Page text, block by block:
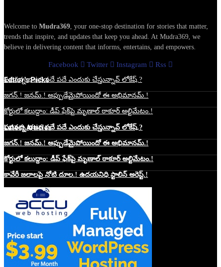
Welcome to Mudra369 , your one-stop destination for stories that matter,
trends that inspire, and updates that keep you ahead. At Mudra369, we
believe in delivering content that informs, entertains, and empowers.
Facebook Twitter Instagram
Rss
Edtior's Picks
పవనన్న భజన పదే పదే ఎందుకు చేస్తున్నావ్ లోకేష్.?
జగన్.! జనమ్.! అప్పుడేమైపోయిందో ఈ అభిమానమ్.!
కోర్టులో కలుద్దాం: డీప్ ఫేక్‌పై మృణాల్ ఠాకూర్ అల్టిమేటం.!
Latest Articles
పవనన్న భజన పదే పదే ఎందుకు చేస్తున్నావ్ లోకేష్.?
జగన్.! జనమ్.! అప్పుడేమైపోయిందో ఈ అభిమానమ్.!
కోర్టులో కలుద్దాం: డీప్ ఫేక్‌పై మృణాల్ ఠాకూర్ అల్టిమేటం.!
కావేరీ జలాలపై నోటి దూల.! ఉదయనిధి స్టాలిన్ అరెస్ట్.!
Website Hosting Sponser